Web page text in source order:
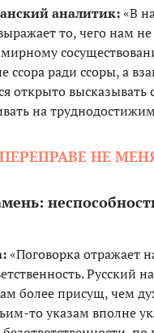
аналитик:«В
то, чего нам
ссора ради ссоры, а
открыто
на
НЕ
«Поговорка отражает
более присущ, чем
то указам вполне